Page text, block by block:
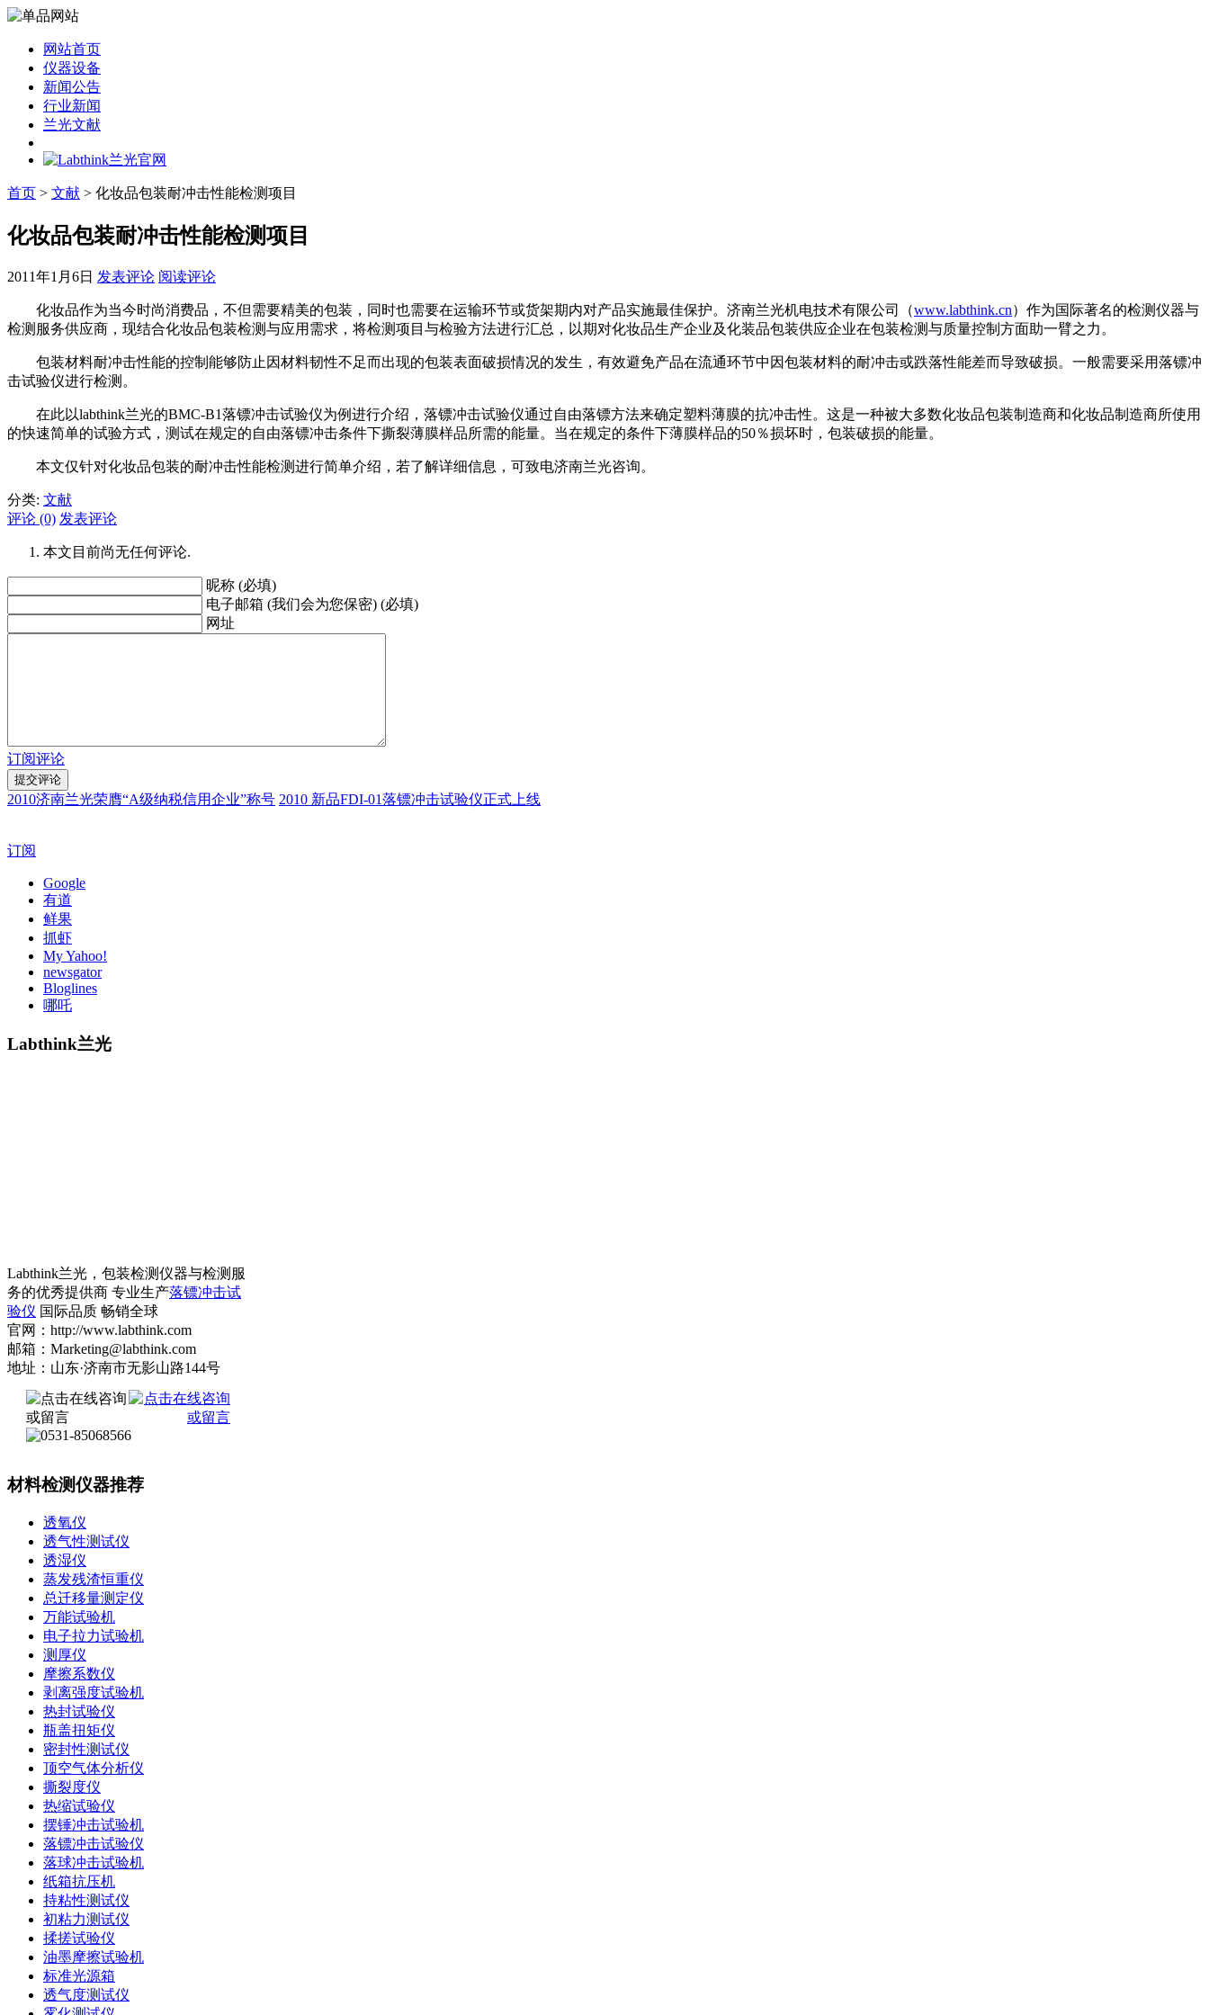
网站首页
仪器设备
新闻公告
行业新闻
兰光文献
首页 > 文献 > 化妆品包装耐冲击性能检测项目
化妆品包装耐冲击性能检测项目
2011年1月6日 发表评论 阅读评论
化妆品作为当今时尚消费品，不但需要精美的包装，同时也需要在运输环节或货架期内对产品实施最佳保护。济南兰光机电技术有限公司（www.labthink.cn）作为国际著名的检测仪器与
检测服务供应商，现结合化妆品包装检测与应用需求，将检测项目与检验方法进行汇总，以期对化妆品生产企业及化装品包装供应企业在包装检测与质量控制方面助一臂之力。
包装材料耐冲击性能的控制能够防止因材料韧性不足而出现的包装表面破损情况的发生，有效避免产品在流通环节中因包装材料的耐冲击或跌落性能差而导致破损。一般需要采用落镖冲
击试验仪进行检测。
在此以labthink兰光的BMC-B1落镖冲击试验仪为例进行介绍，落镖冲击试验仪通过自由落镖方法来确定塑料薄膜的抗冲击性。这是一种被大多数化妆品包装制造商和化妆品制造商所使用
的快速简单的试验方式，测试在规定的自由落镖冲击条件下撕裂薄膜样品所需的能量。当在规定的条件下薄膜样品的50％损坏时，包装破损的能量。
本文仅针对化妆品包装的耐冲击性能检测进行简单介绍，若了解详细信息，可致电济南兰光咨询。
分类: 文献
评论 (0) 发表评论
本文目前尚无任何评论.
昵称 (必填)
电子邮箱 (我们会为您保密) (必填)
网址
订阅评论
2010济南兰光荣膺“A级纳税信用企业”称号 2010 新品FDI-01落镖冲击试验仪正式上线
订阅
Google
有道
鲜果
抓虾
My Yahoo!
newsgator
Bloglines
哪吒
Labthink兰光
Labthink兰光，包装检测仪器与检测服
务的优秀提供商 专业生产落镖冲击试
验仪 国际品质 畅销全球
官网：http://www.labthink.com
邮箱：Marketing@labthink.com
地址：山东·济南市无影山路144号
材料检测仪器推荐
透氧仪
透气性测试仪
透湿仪
蒸发残渣恒重仪
总迁移量测定仪
万能试验机
电子拉力试验机
测厚仪
摩擦系数仪
剥离强度试验机
热封试验仪
瓶盖扭矩仪
密封性测试仪
顶空气体分析仪
撕裂度仪
热缩试验仪
摆锤冲击试验机
落镖冲击试验仪
落球冲击试验机
纸箱抗压机
持粘性测试仪
初粘力测试仪
揉搓试验仪
油墨摩擦试验机
标准光源箱
透气度测试仪